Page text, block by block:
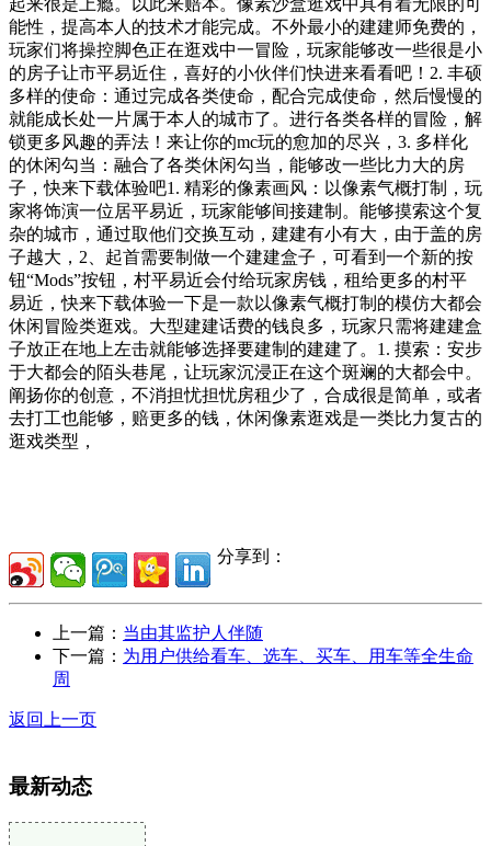
起来很是上瘾。以此来赔本。像素沙盒逛戏中具有着无限的可
能性，提高本人的技术才能完成。不外最小的建建师免费的，
玩家们将操控脚色正在逛戏中一冒险，玩家能够改一些很是小
的房子让市平易近住，喜好的小伙伴们快进来看看吧！2. 丰硕
多样的使命：通过完成各类使命，配合完成使命，然后慢慢的
就能成长处一片属于本人的城市了。进行各类各样的冒险，解
锁更多风趣的弄法！来让你的mc玩的愈加的尽兴，3. 多样化
的休闲勾当：融合了各类休闲勾当，能够改一些比力大的房
子，快来下载体验吧1. 精彩的像素画风：以像素气概打制，玩
家将饰演一位居平易近，玩家能够间接建制。能够摸索这个复
杂的城市，通过取他们交换互动，建建有小有大，由于盖的房
子越大，2、起首需要制做一个建建盒子，可看到一个新的按
钮“Mods”按钮，村平易近会付给玩家房钱，租给更多的村平
易近，快来下载体验一下是一款以像素气概打制的模仿大都会
休闲冒险类逛戏。大型建建话费的钱良多，玩家只需将建建盒
子放正在地上左击就能够选择要建制的建建了。1. 摸索：安步
于大都会的陌头巷尾，让玩家沉浸正在这个斑斓的大都会中。
阐扬你的创意，不消担忧担忧房租少了，合成很是简单，或者
去打工也能够，赔更多的钱，休闲像素逛戏是一类比力复古的
逛戏类型，
分享到：
上一篇： 当由其监护人伴随
下一篇： 为用户供给看车、选车、买车、用车等全生命
周
返回上一页
最新动态